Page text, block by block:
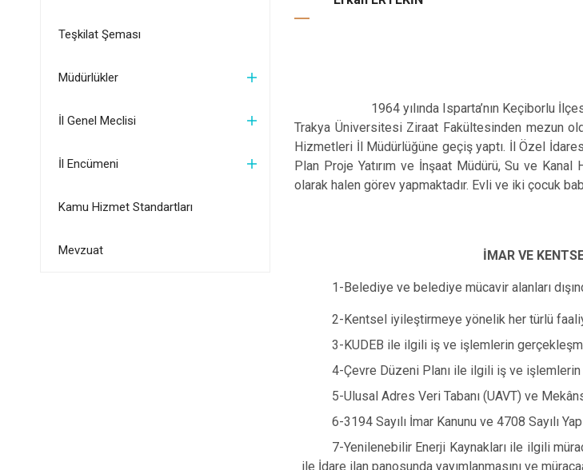
Teşkilat Şeması
Müdürlükler
İl Genel Meclisi
İl Encümeni
Kamu Hizmet Standartları
Mevzuat
1964 yılında Isparta’nın Keçiborlu İlçesinde
Trakya Üniversitesi Ziraat Fakültesinden mezun
Hizmetleri İl Müdürlüğüne geçiş yaptı. İl Özel
Plan Proje Yatırım ve İnşaat Müdürü, Su ve
olarak halen görev yapmaktadır. Evli ve iki çocuk
İMAR VE
1-Belediye ve belediye mücavir alanları
2-Kentsel iyileştirmeye yönelik her türlü
3-KUDEB ile ilgili iş ve işlemlerin
4-Çevre Düzeni Planı ile ilgili iş ve
5-Ulusal Adres Veri Tabanı (UAVT) ve
6-3194 Sayılı İmar Kanunu ve 4708 Sayılı
7-Yenilenebilir Enerji Kaynakları ile ilgili
ile İdare ilan panosunda yayımlanmasını ve